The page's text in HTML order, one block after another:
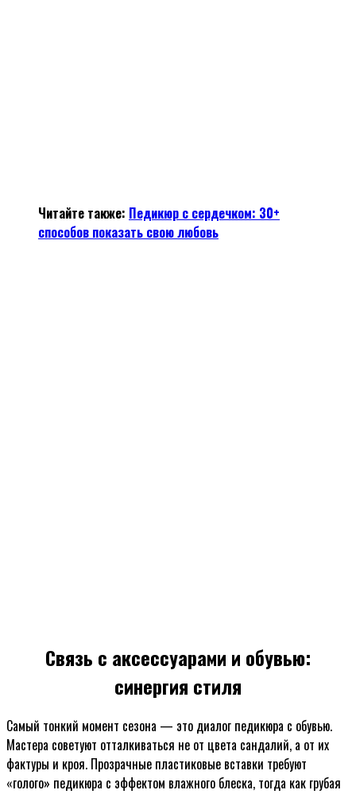
Читайте также: Педикюр с сердечком: 30+
способов показать свою любовь
Связь с аксессуарами и обувью:
синергия стиля
Самый тонкий момент сезона — это диалог педикюра с обувью.
Мастера советуют отталкиваться не от цвета сандалий, а от их
фактуры и кроя. Прозрачные пластиковые вставки требуют
«голого» педикюра с эффектом влажного блеска, тогда как грубая